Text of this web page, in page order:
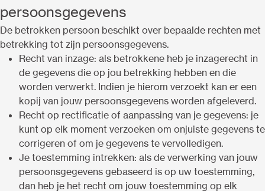
persoonsgegevens
De betrokken persoon beschikt over bepaalde rechten met
betrekking tot zijn persoonsgegevens.
Recht van inzage: als betrokkene heb je inzagerecht in
de gegevens die op jou betrekking hebben en die
worden verwerkt. Indien je hierom verzoekt kan er een
kopij van jouw persoonsgegevens worden afgeleverd.
Recht op rectificatie of aanpassing van je gegevens: je
kunt op elk moment verzoeken om onjuiste gegevens te
corrigeren of om je gegevens te vervolledigen.
Je toestemming intrekken: als de verwerking van jouw
persoonsgegevens gebaseerd is op uw toestemming,
dan heb je het recht om jouw toestemming op elk